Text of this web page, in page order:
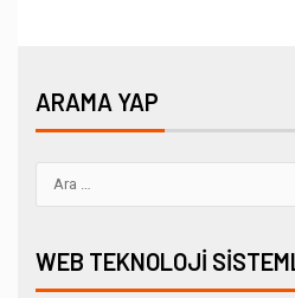
ARAMA YAP
WEB TEKNOLOJI